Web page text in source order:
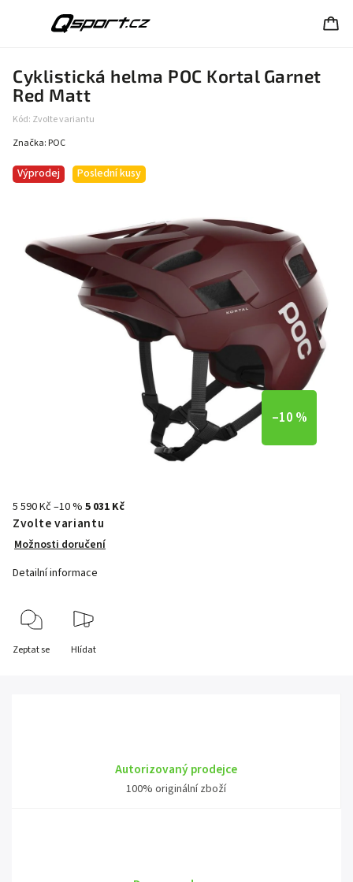
Cyklistická helma POC Kortal Garnet
Red Matt
Kód: Zvolte variantu
Výprodej Poslední kusy
Značka: POC
–10 %
5 590 Kč–10 % 5 031 Kč
Zvolte variantu
Možnosti doručení
Detailní informace
Zeptat se Hlídat
Autorizovaný prodejce
100% originální zboží